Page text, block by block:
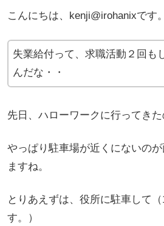
こんにちは、kenji@irohanixです。
失業給付って、求職活動２回も
んだな・・
先日、ハローワークに行ってきた
やっぱり駐車場が近くにないの
ますね。
とりあえずは、役所に駐車して
す。）